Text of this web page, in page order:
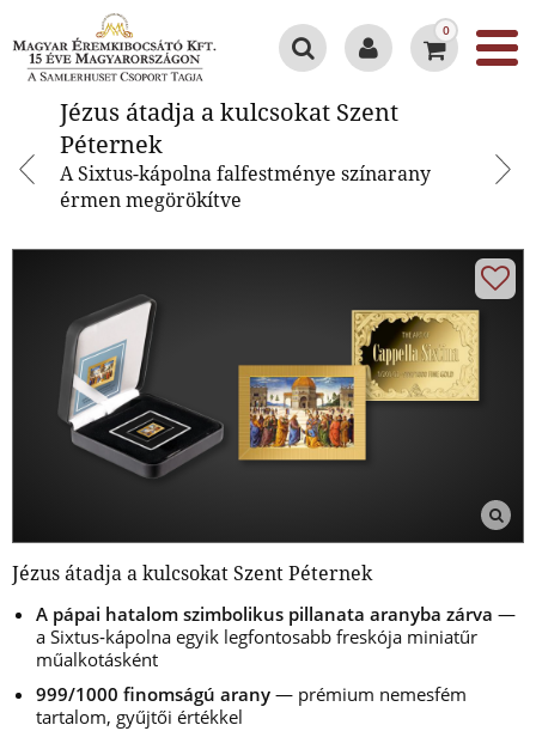
0
Jézus átadja a kulcsokat Szent
Péternek
A Sixtus-kápolna falfestménye színarany
érmen megörökítve
Jézus átadja a kulcsokat Szent Péternek
A pápai hatalom szimbolikus pillanata aranyba zárva —
a Sixtus‑kápolna egyik legfontosabb freskója miniatűr
műalkotásként
999/1000 finomságú arany — prémium nemesfém
tartalom, gyűjtői értékkel
Jézus átadja a kulcsokat Szent
Péternek